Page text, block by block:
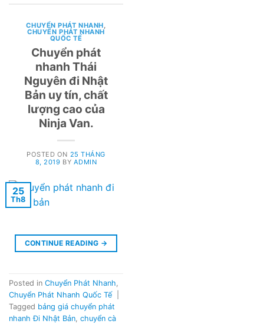
CHUYỂN PHÁT NHANH,
CHUYỂN PHÁT NHANH
QUỐC TẾ
Chuyển phát
nhanh Thái
Nguyên đi Nhật
Bản uy tín, chất
lượng cao của
Ninja Van.
POSTED ON 25 THÁNG
8, 2019 BY ADMIN
25
Th8
CONTINUE READING →
Posted in Chuyển Phát Nhanh,
Chuyển Phát Nhanh Quốc Tế
Tagged bảng giá chuyển phát
nhanh Đi Nhật Bản, chuyển cà